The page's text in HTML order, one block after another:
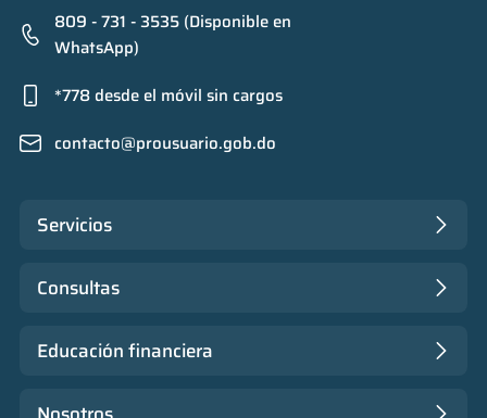
809 - 731 - 3535 (Disponible en
WhatsApp)
*778 desde el móvil sin cargos
contacto@prousuario.gob.do
Servicios
Consultas
Educación financiera